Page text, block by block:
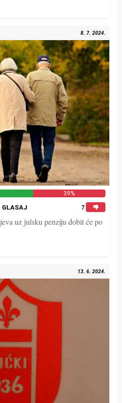
8. 7. 2024.
39%
GLASAJ 7
uz julsku penziju dobit će po
13. 6. 2024.